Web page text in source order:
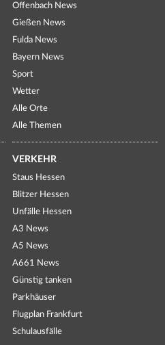
Offenbach News
Gießen News
Fulda News
Bayern News
Sport
Wetter
Alle Orte
Alle Themen
VERKEHR
Staus Hessen
Blitzer Hessen
Unfälle Hessen
A3 News
A5 News
A661 News
Günstig tanken
Parkhäuser
Flugplan Frankfurt
Schulausfälle